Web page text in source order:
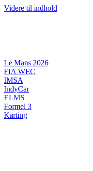
Videre til indhold
Le Mans 2026
FIA WEC
IMSA
IndyCar
ELMS
Formel 3
Karting